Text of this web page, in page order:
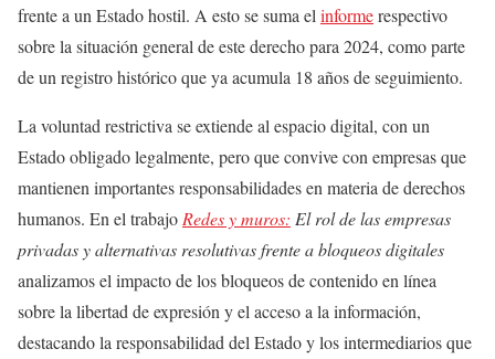
frente a un Estado hostil. A esto se suma el informerespectivo
sobre la situación general de este derecho para 2024, como parte
de un registro histórico que ya acumula 18 años de seguimiento.
La voluntad restrictiva se extiende al espacio digital, con un
Estado obligado legalmente, pero que convive con empresas que
mantienen importantes responsabilidades en materia de derechos
humanos. En el trabajo Redes y muros: El rol de las empresas
privadas y alternativas resolutivas frente a bloqueos digitales
analizamos el impacto de los bloqueos de contenido en línea
sobre la libertad de expresión y el acceso a la información,
destacando la responsabilidad del Estado y los intermediarios que